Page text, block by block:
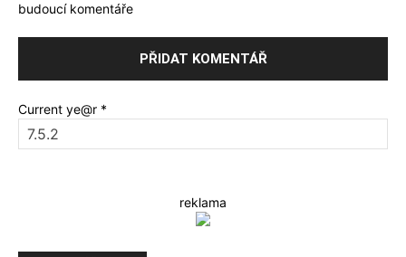
budoucí komentáře
Current ye@r *
reklama